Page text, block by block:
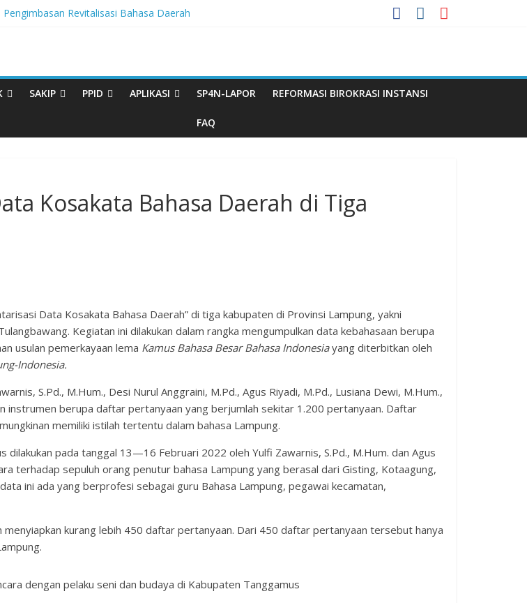
Revitalisasi Bahasa Daerah
Digelar
SAKIP PPID APLIKASI SP4N-LAPOR REFORMASI BIROKRASI INSTANSI
FAQ
Kosakata Bahasa Daerah di Tiga
Data Kosakata Bahasa Daerah” di tiga kabupaten di Provinsi Lampung, yakni
Kegiatan ini dilakukan dalam rangka mengumpulkan data kebahasaan berupa
usulan pemerkayaan lema Kamus Bahasa Besar Bahasa Indonesiayang diterbitkan oleh
Indonesia.
S.Pd., M.Hum., Desi Nurul Anggraini, M.Pd., Agus Riyadi, M.Pd., Lusiana Dewi, M.Hum.,
instrumen berupa daftar pertanyaan yang berjumlah sekitar 1.200 pertanyaan. Daftar
memiliki istilah tertentu dalam bahasa Lampung.
pada tanggal 13—16 Februari 2022 oleh Yulfi Zawarnis, S.Pd., M.Hum. dan Agus
terhadap sepuluh orang penutur bahasa Lampung yang berasal dari Gisting, Kotaagung,
ini ada yang berprofesi sebagai guru Bahasa Lampung, pegawai kecamatan,
kurang lebih 450 daftar pertanyaan. Dari 450 daftar pertanyaan tersebut hanya
dengan pelaku seni dan budaya di Kabupaten Tanggamus